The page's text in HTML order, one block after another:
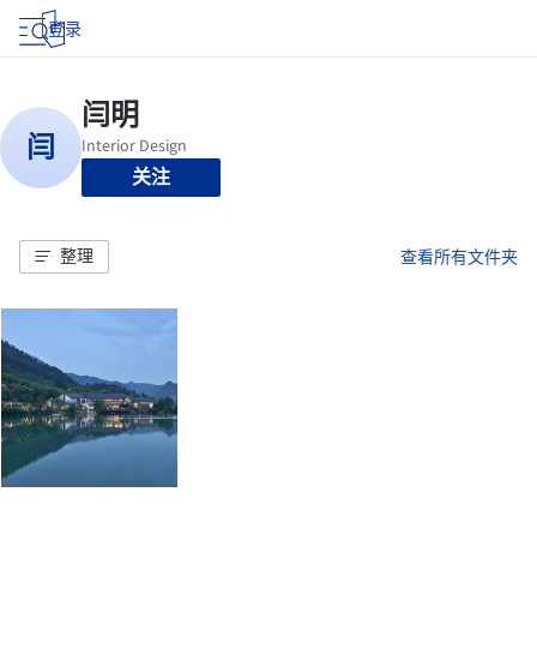
登录
关注
整理 查看所有文件夹